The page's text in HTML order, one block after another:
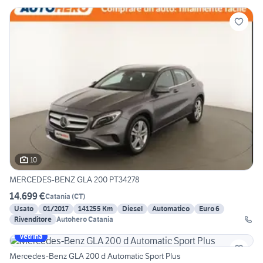
10
MERCEDES-BENZ GLA 200 PT34278
14.699 €Catania (CT)
Usato
01/2017 141255 Km Diesel Automatico
Euro 6
Rivenditore Autohero Catania
Vetrina
Mercedes-Benz GLA 200 d Automatic Sport Plus